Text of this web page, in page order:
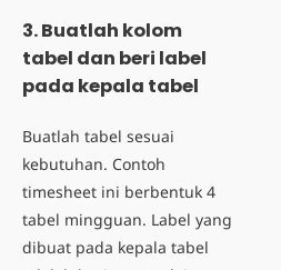
3. Buatlah kolom
tabel dan beri label
pada kepala tabel
Buatlah tabel sesuai
kebutuhan. Contoh
timesheet ini berbentuk 4
tabel mingguan. Label yang
dibuat pada kepala tabel